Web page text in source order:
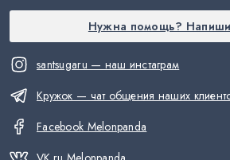
santsugaru — наш инстаграм
Кружок — чат общения наших
Facebook Melonpanda
Нужна помощь?